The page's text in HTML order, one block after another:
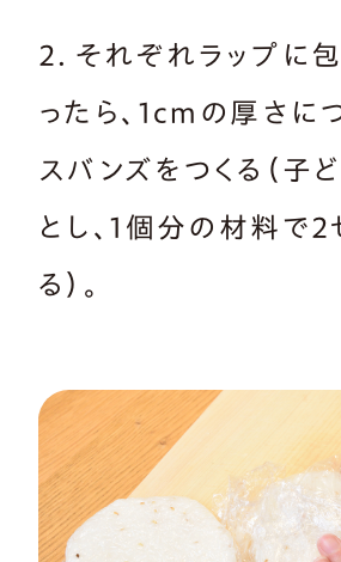
2．それぞれラップに
ったら、1cmの厚さに
スバンズをつくる（子
とし、1個分の材料で2
る）。